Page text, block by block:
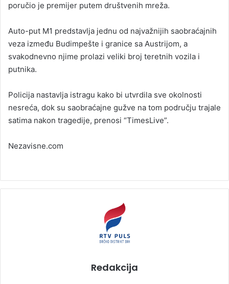
poručio je premijer putem društvenih mreža.
Auto-put M1 predstavlja jednu od najvažnijih saobraćajnih
veza između Budimpešte i granice sa Austrijom, a
svakodnevno njime prolazi veliki broj teretnih vozila i
putnika.
Policija nastavlja istragu kako bi utvrdila sve okolnosti
nesreća, dok su saobraćajne gužve na tom području trajale
satima nakon tragedije, prenosi “TimesLive”.
Nezavisne.com
Redakcija